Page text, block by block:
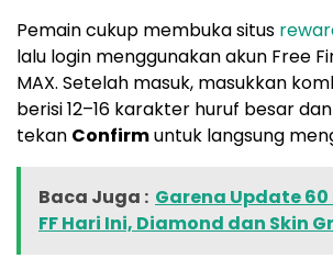
Pemain cukup membuka situs
lalu login menggunakan akun Free
MAX. Setelah masuk, masukkan
berisi 12–16 karakter huruf besar
tekan Confirmuntuk langsung
Baca Juga : Garena Update 60
FF Hari Ini, Diamond dan Skin